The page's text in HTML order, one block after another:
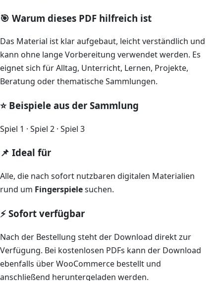
🎯 Warum dieses PDF hilfreich ist
Das Material ist klar aufgebaut, leicht verständlich und
kann ohne lange Vorbereitung verwendet werden. Es
eignet sich für Alltag, Unterricht, Lernen, Projekte,
Beratung oder thematische Sammlungen.
⭐ Beispiele aus der Sammlung
Spiel 1 · Spiel 2 · Spiel 3
📌 Ideal für
Alle, die nach sofort nutzbaren digitalen Materialien
rund um Fingerspielesuchen.
⚡ Sofort verfügbar
Nach der Bestellung steht der Download direkt zur
Verfügung. Bei kostenlosen PDFs kann der Download
ebenfalls über WooCommerce bestellt und
anschließend heruntergeladen werden.